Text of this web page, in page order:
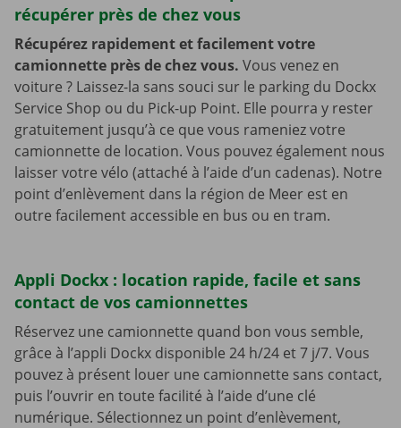
récupérer près de chez vous
Récupérez rapidement et facilement votre
camionnette près de chez vous. Vous venez en
voiture ? Laissez-la sans souci sur le parking du Dockx
Service Shop ou du Pick-up Point. Elle pourra y rester
gratuitement jusqu’à ce que vous rameniez votre
camionnette de location. Vous pouvez également nous
laisser votre vélo (attaché à l’aide d’un cadenas). Notre
point d’enlèvement dans la région de Meer est en
outre facilement accessible en bus ou en tram.
Appli Dockx : location rapide, facile et sans
contact de vos camionnettes
Réservez une camionnette quand bon vous semble,
grâce à l’appli Dockx disponible 24 h/24 et 7 j/7. Vous
pouvez à présent louer une camionnette sans contact,
puis l’ouvrir en toute facilité à l’aide d’une clé
numérique. Sélectionnez un point d’enlèvement,